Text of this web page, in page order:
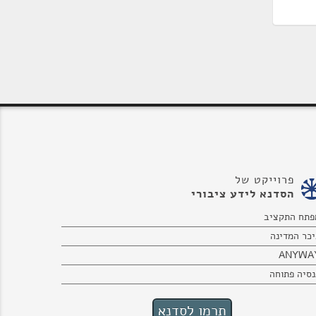
פרוייקט של
הסדנא לידע ציבורי
התקציב
המדינה
פתוחה